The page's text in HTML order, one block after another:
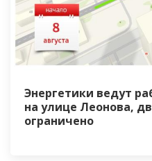
Энергетики ведут
на улице Леонова,
ограничено